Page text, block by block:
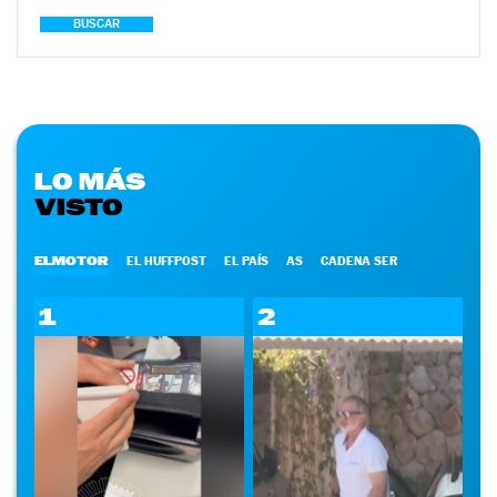
BUSCAR
LO MÁS
VISTO
ELMOTOR EL HUFFPOST EL PAÍS AS CADENA SER
1 2